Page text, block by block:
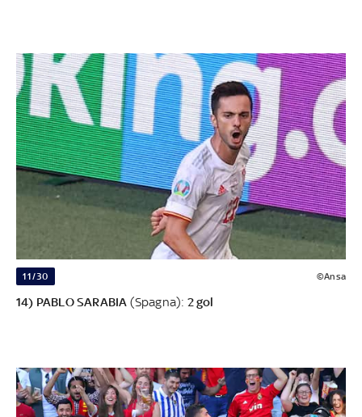
11/30 ©Ansa
14) PABLO SARABIA (Spagna): 2 gol